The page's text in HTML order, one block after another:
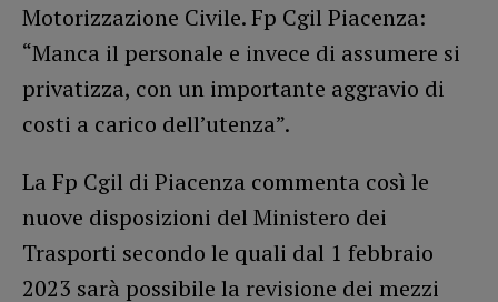
Motorizzazione Civile. Fp Cgil Piacenza:
“Manca il personale e invece di assumere si
privatizza, con un importante aggravio di
costi a carico dell’utenza”.
La Fp Cgil di Piacenza commenta così le
nuove disposizioni del Ministero dei
Trasporti secondo le quali dal 1 febbraio
2023 sarà possibile la revisione dei mezzi